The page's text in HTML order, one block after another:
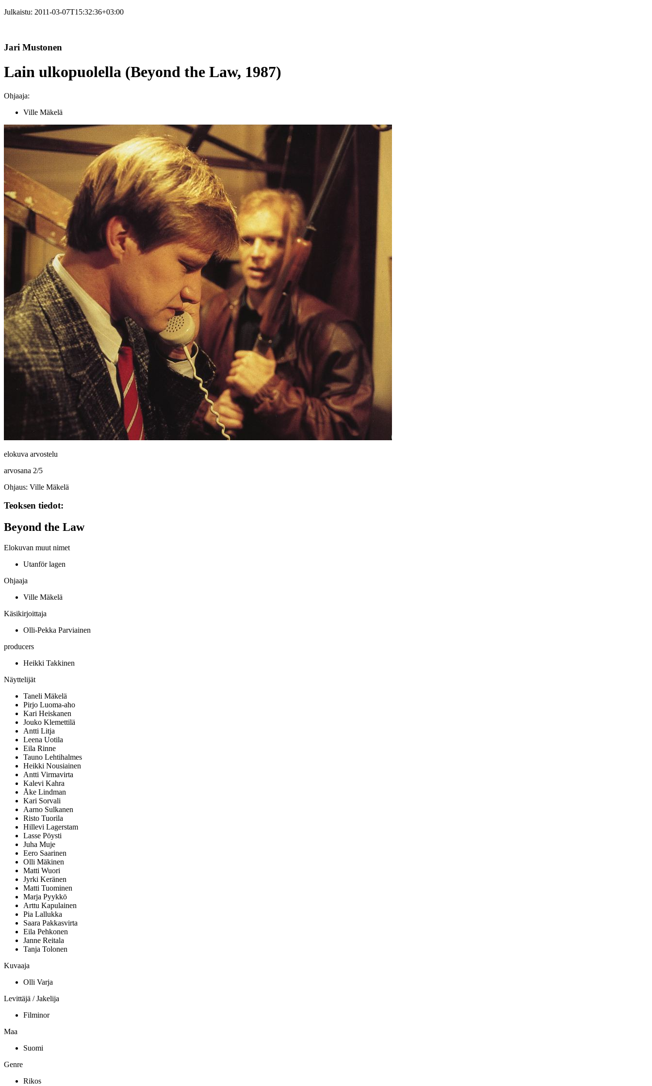
Julkaistu: 2011-03-07T15:32:36+03:00
Jari Mustonen
Lain ulkopuolella (Beyond the Law, 1987)
Ohjaaja:
Ville Mäkelä
elokuva arvostelu
arvosana 2/5
Ohjaus: Ville Mäkelä
Teoksen tiedot:
Beyond the Law
Elokuvan muut nimet
Utanför lagen
Ohjaaja
Ville Mäkelä
Käsikirjoittaja
Olli-Pekka Parviainen
producers
Heikki Takkinen
Näyttelijät
Taneli Mäkelä
Pirjo Luoma-aho
Kari Heiskanen
Jouko Klemettilä
Antti Litja
Leena Uotila
Eila Rinne
Tauno Lehtihalmes
Heikki Nousiainen
Antti Virmavirta
Kalevi Kahra
Åke Lindman
Kari Sorvali
Aarno Sulkanen
Risto Tuorila
Hillevi Lagerstam
Lasse Pöysti
Juha Muje
Eero Saarinen
Olli Mäkinen
Matti Wuori
Jyrki Keränen
Matti Tuominen
Marja Pyykkö
Arttu Kapulainen
Pia Lallukka
Saara Pakkasvirta
Eila Pehkonen
Janne Reitala
Tanja Tolonen
Kuvaaja
Olli Varja
Levittäjä / Jakelija
Filminor
Maa
Suomi
Genre
Rikos